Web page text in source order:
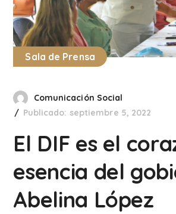
Sala de Prensa
Comunicación Social
Publicado: septiembre 5, 2022
El DIF es el
esencia del
Abelina López